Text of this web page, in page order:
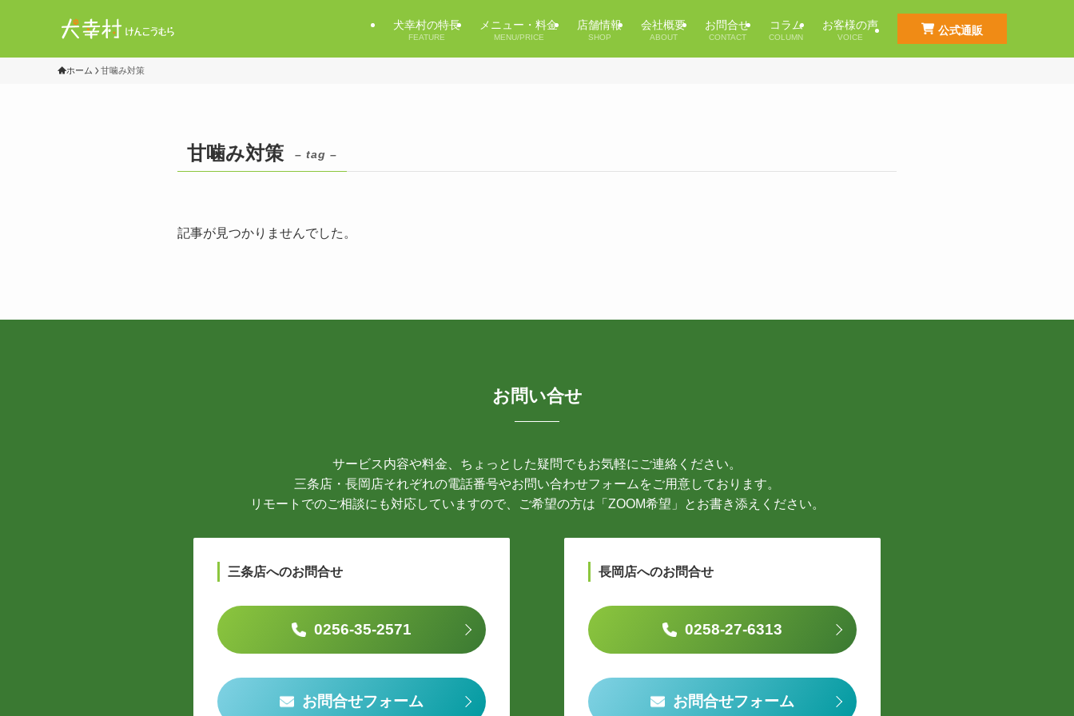
犬幸村の特長
FEATURE
メニュー・料金
MENU/PRICE
店舗情報
SHOP
会社概要
ABOUT
お問合せ
CONTACT
コラム
COLUMN
お客様の声
VOICE
公式通販
ホーム 甘噛み対策
甘噛み対策 – tag –
記事が見つかりませんでした。
お問い合せ
サービス内容や料金、ちょっとした疑問でもお気軽にご連絡ください。
三条店・長岡店それぞれの電話番号やお問い合わせフォームをご用意しております。
リモートでのご相談にも対応していますので、ご希望の方は「ZOOM希望」とお書き添えください。
三条店へのお問合せ
0256-35-2571
お問合せフォーム
長岡店へのお問合せ
0258-27-6313
お問合せフォーム